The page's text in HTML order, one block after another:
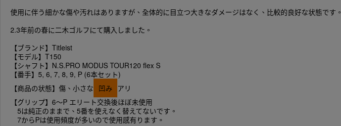
使用に伴う細かな傷や汚れはありますが、全体的に目立つ大きなダメージはなく、比較的良好な状態です。
2.3年前の春に二木ゴルフにて購入しました。
【ブランド】Titleist
【モデル】T150
【シャフト】N.S.PRO MODUS TOUR120 flex S
【番手】5, 6, 7, 8, 9, P (6本セット)
【商品の状態】傷、小さな 凹み アリ
【グリップ】6〜P エリート交換後ほぼ未使用
5は純正のままで、5番を使えなく替えてないです。
7からPは使用頻度が多いので使用感有ります。